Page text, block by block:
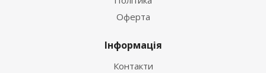
Оферта
Інформація
Контакти